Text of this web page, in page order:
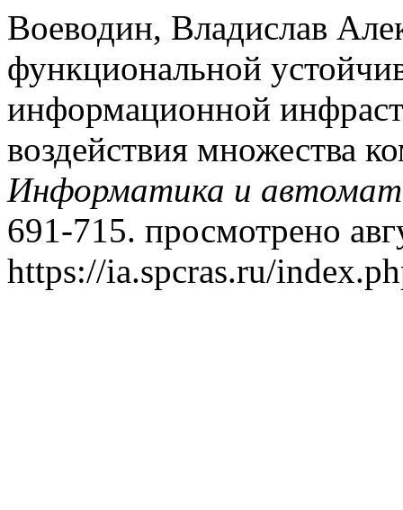
Воеводин, Владислав
функциональной
информационной
воздействия множества
Информатика и
691-715. просмотрено
https://ia.spcras.ru/